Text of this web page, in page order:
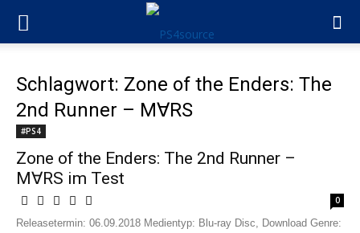
Schlagwort: Zone of the Enders: The
2nd Runner – M∀RS
#PS4
Zone of the Enders: The 2nd Runner –
M∀RS im Test
0
Releasetermin: 06.09.2018 Medientyp: Blu-ray Disc, Download Genre: